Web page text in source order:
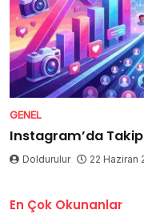
GENEL
Instagram’da
Doldurulur 22 Haziran
En Çok Okunanlar